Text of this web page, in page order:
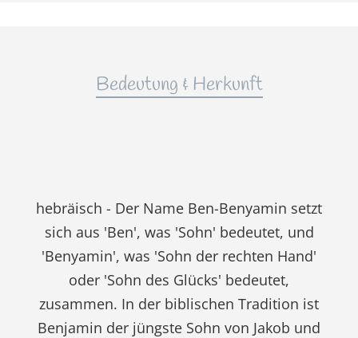
Bedeutung & Herkunft
hebräisch - Der Name Ben-Benyamin setzt
sich aus 'Ben', was 'Sohn' bedeutet, und
'Benyamin', was 'Sohn der rechten Hand'
oder 'Sohn des Glücks' bedeutet,
zusammen. In der biblischen Tradition ist
Benjamin der jüngste Sohn von Jakob und